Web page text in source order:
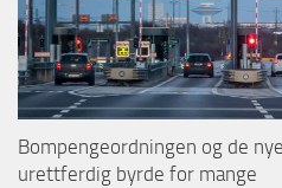
Bompengeordningen og de
urettferdig byrde for mange